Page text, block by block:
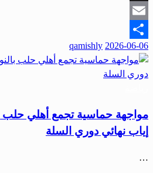
Snapchat
Email
Share
نُشر
في
2026-06-06
qamishly
مواجهة حماسية تجمع أهلي حلب
إياب نهائي دوري السلة
…